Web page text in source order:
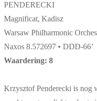
PENDERECKI
Magnificat, Kadisz
Warsaw Philharmonic
Naxos 8.572697 • DDD-66’
Waardering: 8
Krzysztof Penderecki is nog